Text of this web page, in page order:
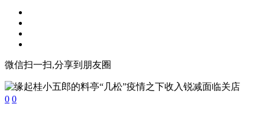
微信扫一扫,分享到朋友圈
0 0